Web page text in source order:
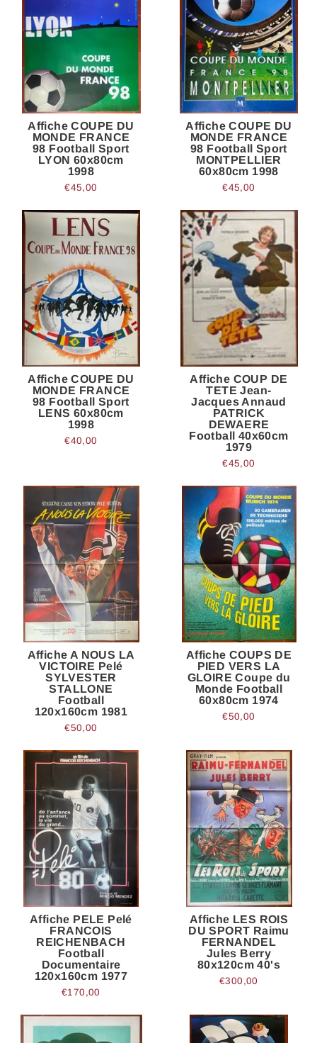
Affiche COUPE DU
MONDE FRANCE
98 Football Sport
LYON 60x80cm
1998
€45,00
Affiche COUPE DU
MONDE FRANCE
98 Football Sport
MONTPELLIER
60x80cm 1998
€45,00
Affiche COUPE DU
MONDE FRANCE
98 Football Sport
LENS 60x80cm
1998
€40,00
Affiche COUP DE
TETE Jean-
Jacques Annaud
PATRICK
DEWAERE
Football 40x60cm
1979
€45,00
Affiche A NOUS LA
VICTOIRE Pelé
SYLVESTER
STALLONE
Football
120x160cm 1981
€50,00
Affiche COUPS DE
PIED VERS LA
GLOIRE Coupe du
Monde Football
60x80cm 1974
€50,00
Affiche PELE Pelé
FRANCOIS
REICHENBACH
Football
Documentaire
120x160cm 1977
€170,00
Affiche LES ROIS
DU SPORT Raimu
FERNANDEL
Jules Berry
80x120cm 40's
€300,00